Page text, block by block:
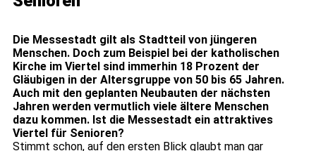
Die Messestadt gilt als Stadtteil von jüngeren
Menschen. Doch zum Beispiel bei der katholischen
Kirche im Viertel sind immerhin 18 Prozent der
Gläubigen in der Altersgruppe von 50 bis 65 Jahren.
Auch mit den geplanten Neubauten der nächsten
Jahren werden vermutlich viele ältere Menschen
dazu kommen. Ist die Messestadt ein attraktives
Viertel für Senioren?
Stimmt schon, auf den ersten Blick glaubt man gar